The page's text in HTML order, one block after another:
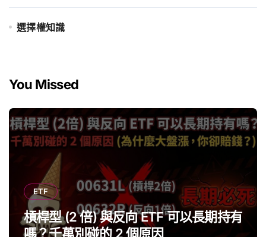
選擇權知識
You Missed
ETF
槓桿型 (2 倍) 與反向 ETF 可以長期持有
嗎？千萬別碰的 2 個原因